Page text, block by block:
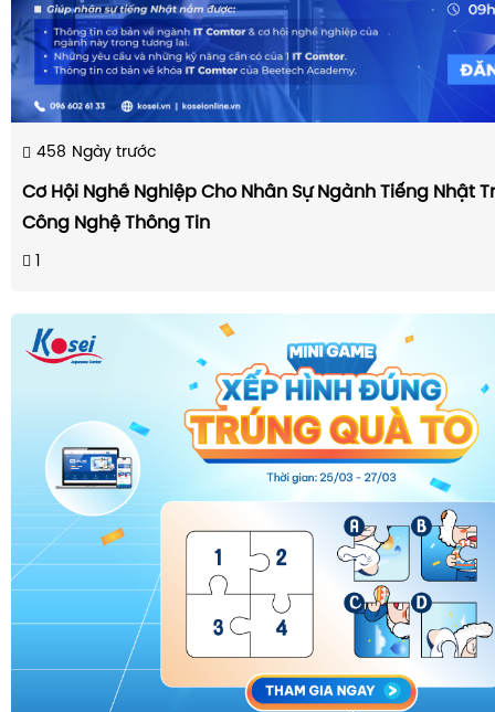
458 Ngày trước
Cơ Hội Nghề Nghiệp Cho Nhân Sự Ngành Tiếng Nhật
Công Nghệ Thông Tin
1